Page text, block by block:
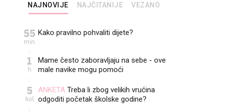
NAJNOVIJE NAJČITANIJE VEZANO
55
min
Kako pravilno pohvaliti dijete?
1
h
Mame često zaboravljaju na sebe - ove
male navike mogu pomoći
5
kol
ANKETA Treba li zbog velikih vrućina
odgoditi početak školske godine?